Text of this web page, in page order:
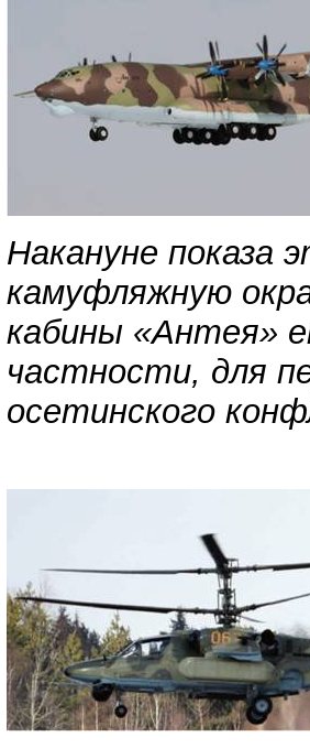
Накануне показа
камуфляжную
кабины «Антея»
частности, для
осетинского